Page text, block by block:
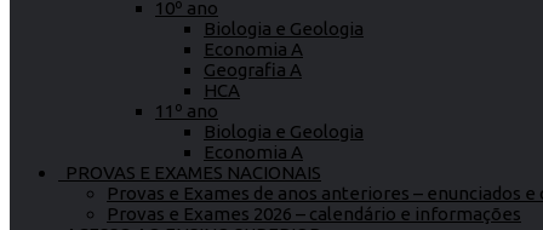
10º ano
Biologia e Geologia
Economia A
Geografia A
HCA
11º ano
Biologia e Geologia
Economia A
PROVAS E EXAMES NACIONAIS
Provas e Exames de anos anteriores – enunciados
Provas e Exames 2026 – calendário e informações